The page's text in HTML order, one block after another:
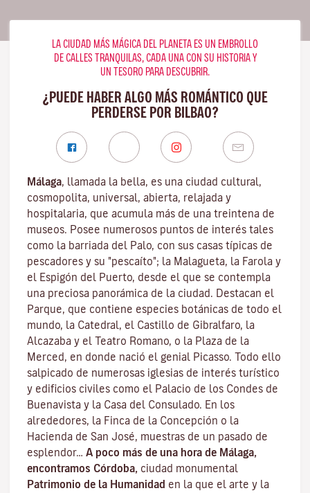
LA CIUDAD MÁS MÁGICA DEL PLANETA ES UN EMBROLLO
DE CALLES TRANQUILAS, CADA UNA CON SU HISTORIA Y
UN TESORO PARA DESCUBRIR.
¿PUEDE HABER ALGO MÁS ROMÁNTICO QUE
PERDERSE POR BILBAO?
Málaga, llamada la bella, es una ciudad cultural,
cosmopolita, universal, abierta, relajada y
hospitalaria, que acumula más de una treintena de
museos. Posee numerosos puntos de interés tales
como la barriada del Palo, con sus casas típicas de
pescadores y su "pescaíto"; la Malagueta, la Farola y
el Espigón del Puerto, desde el que se contempla
una preciosa panorámica de la ciudad. Destacan el
Parque, que contiene especies botánicas de todo el
mundo, la Catedral, el Castillo de Gibralfaro, la
Alcazaba y el Teatro Romano, o la Plaza de la
Merced, en donde nació el genial Picasso. Todo ello
salpicado de numerosas iglesias de interés turístico
y edificios civiles como el Palacio de los Condes de
Buenavista y la Casa del Consulado. En los
alrededores, la Finca de la Concepción o la
Hacienda de San José, muestras de un pasado de
esplendor… A poco más de una hora de Málaga,
encontramos Córdoba, ciudad monumental
Patrimonio de la Humanidad en la que el arte y la